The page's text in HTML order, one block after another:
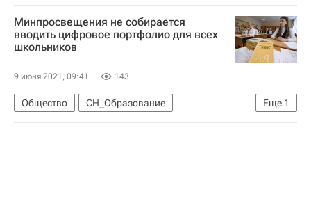
Социальный навигатор
Россия
Минпросвещения не собирается
вводить цифровое портфолио для всех
школьников
9 июня 2021, 09:41 143
Еще 1
Общество
СН_Образование
Социальный навигатор